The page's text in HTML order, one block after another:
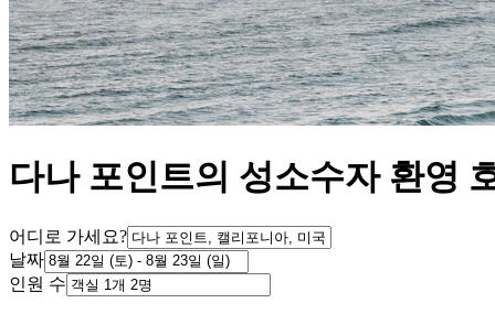
다나 포인트의 성소수자 환영
어디로 가세요?
날짜
인원 수